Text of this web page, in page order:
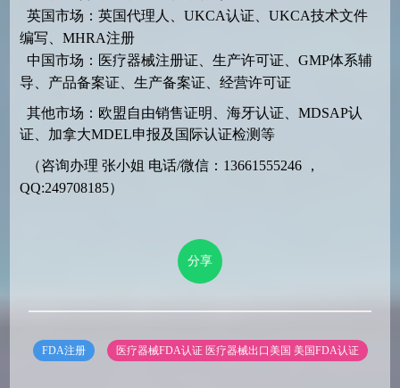
英国市场：英国代理人、UKCA认证、UKCA技术文件
编写、MHRA注册
中国市场：医疗器械注册证、生产许可证、GMP体系辅
导、产品备案证、生产备案证、经营许可证
其他市场：欧盟自由销售证明、海牙认证、MDSAP认
证、加拿大MDEL申报及国际认证检测等
（咨询办理 张小姐 电话/微信：13661555246 ，
QQ:249708185）
分享
FDA注册 医疗器械FDA认证 医疗器械出口美国 美国FDA认证